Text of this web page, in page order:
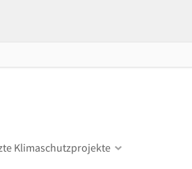
Klimaschutzprojekte